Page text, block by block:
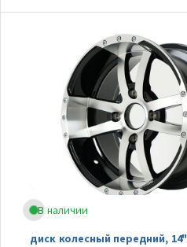
В наличии
диск колесный передний, 14"